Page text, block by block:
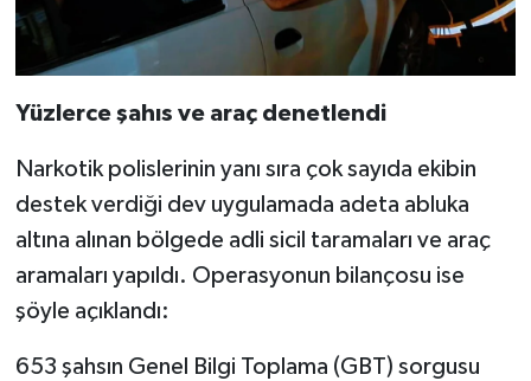
Yüzlerce şahıs ve araç denetlendi
Narkotik polislerinin yanı sıra çok sayıda ekibin
destek verdiği dev uygulamada adeta abluka
altına alınan bölgede adli sicil taramaları ve araç
aramaları yapıldı. Operasyonun bilançosu ise
şöyle açıklandı:
653 şahsın Genel Bilgi Toplama (GBT) sorgusu